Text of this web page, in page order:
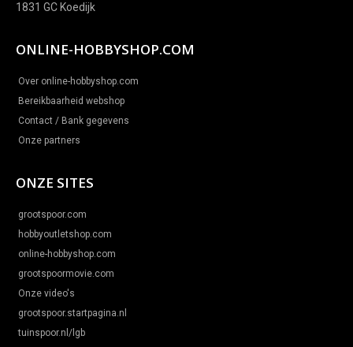
1831 GC Koedijk
ONLINE-HOBBYSHOP.COM
Over online-hobbyshop.com
Bereikbaarheid webshop
Contact / Bank gegevens
Onze partners
ONZE SITES
grootspoor.com
hobbyoutletshop.com
online-hobbyshop.com
grootspoormovie.com
Onze video's
grootspoor.startpagina.nl
tuinspoor.nl/lgb